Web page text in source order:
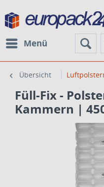
Menü
Übersicht
Füll-Fix -
Kammern |